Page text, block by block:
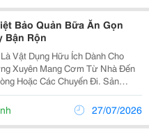
Bảo Quản Bữa Ăn Gọn
Bận Rộn
Vật Dụng Hữu Ích Dành Cho
Xuyên Mang Cơm Từ Nhà Đến
Hoặc Các Chuyến Đi. Sản
Độ Thức Ăn Trong Thời Gian
Hỗ Trợ Bảo Quản Các Món Ăn
27/07/2026